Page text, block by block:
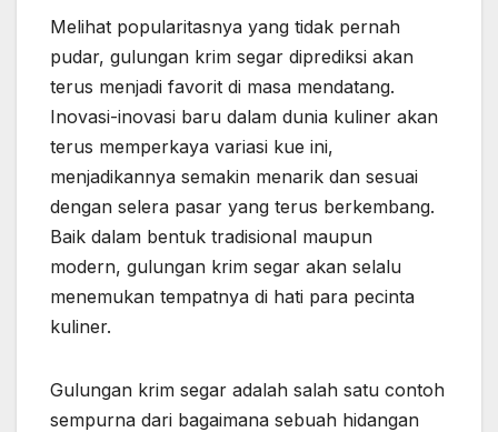
Melihat popularitasnya yang tidak pernah
pudar, gulungan krim segar diprediksi akan
terus menjadi favorit di masa mendatang.
Inovasi-inovasi baru dalam dunia kuliner akan
terus memperkaya variasi kue ini,
menjadikannya semakin menarik dan sesuai
dengan selera pasar yang terus berkembang.
Baik dalam bentuk tradisional maupun
modern, gulungan krim segar akan selalu
menemukan tempatnya di hati para pecinta
kuliner.
Gulungan krim segar adalah salah satu contoh
sempurna dari bagaimana sebuah hidangan